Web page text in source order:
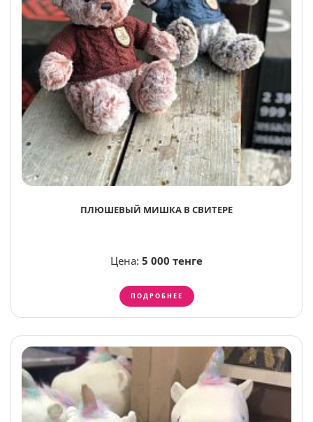
ПЛЮШЕВЫЙ МИШКА В СВИТЕРЕ
Цена: 5 000 тенге
ПОДРОБНЕЕ